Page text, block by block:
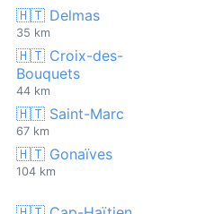
🇭🇹 Delmas
35 km
🇭🇹 Croix-des-
Bouquets
44 km
🇭🇹 Saint-Marc
67 km
🇭🇹 Gonaïves
104 km